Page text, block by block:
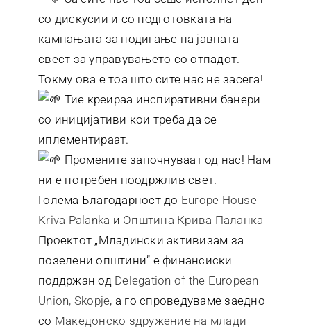
со дискусии и со подготовката на
кампањата за подигање на јавната
свест за управувањето со отпадот.
Токму ова е тоа што сите нас не засега!
Тие креираа инспиративни банери
со иницијативи кои треба да се
иплементираат.
Промените започнуваат од нас! Нам
ни е потребен поодржлив свет.
Голема Благодарност до Europe House
Kriva Palanka и Општина Крива Паланка
Проектот „Младински активизам за
позелени општини” е финансиски
поддржан од Delegation of the European
Union, Skopje, а го спроведуваме заедно
со Македонско здружение на млади